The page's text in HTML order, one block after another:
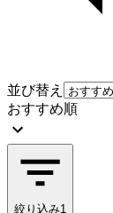
並び替え
おすすめ順
絞り込み1